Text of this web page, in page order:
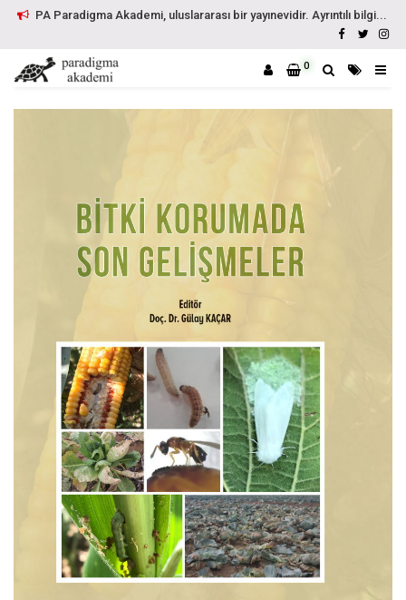
PA Paradigma Akademi, uluslararası bir yayınevidir. Ayrıntılı bilgi...
0